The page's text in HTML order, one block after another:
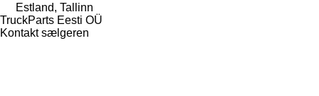
Estland, Tallinn
TruckParts Eesti OÜ
Kontakt sælgeren